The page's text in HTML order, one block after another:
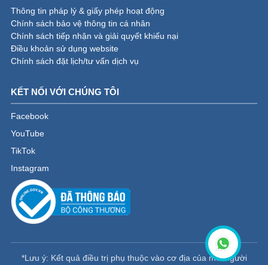
Thông tin pháp lý & giấy phép hoạt động
Chính sách bảo vệ thông tin cá nhân
Chính sách tiếp nhận và giải quyết khiếu nại
Điều khoản sử dụng website
Chính sách đặt lịch/tư vấn dịch vụ
KẾT NỐI VỚI CHÚNG TÔI
Facebook
YouTube
TikTok
Instagram
*Lưu ý: Kết quả điều trị phụ thuộc vào cơ địa của mỗi người